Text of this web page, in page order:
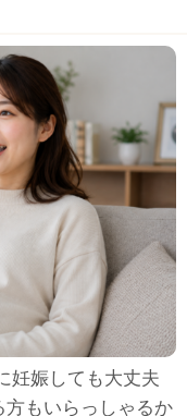
妊娠しても大丈夫
もいらっしゃるか